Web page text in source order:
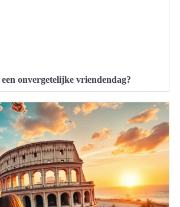
onvergetelijke vriendendag?